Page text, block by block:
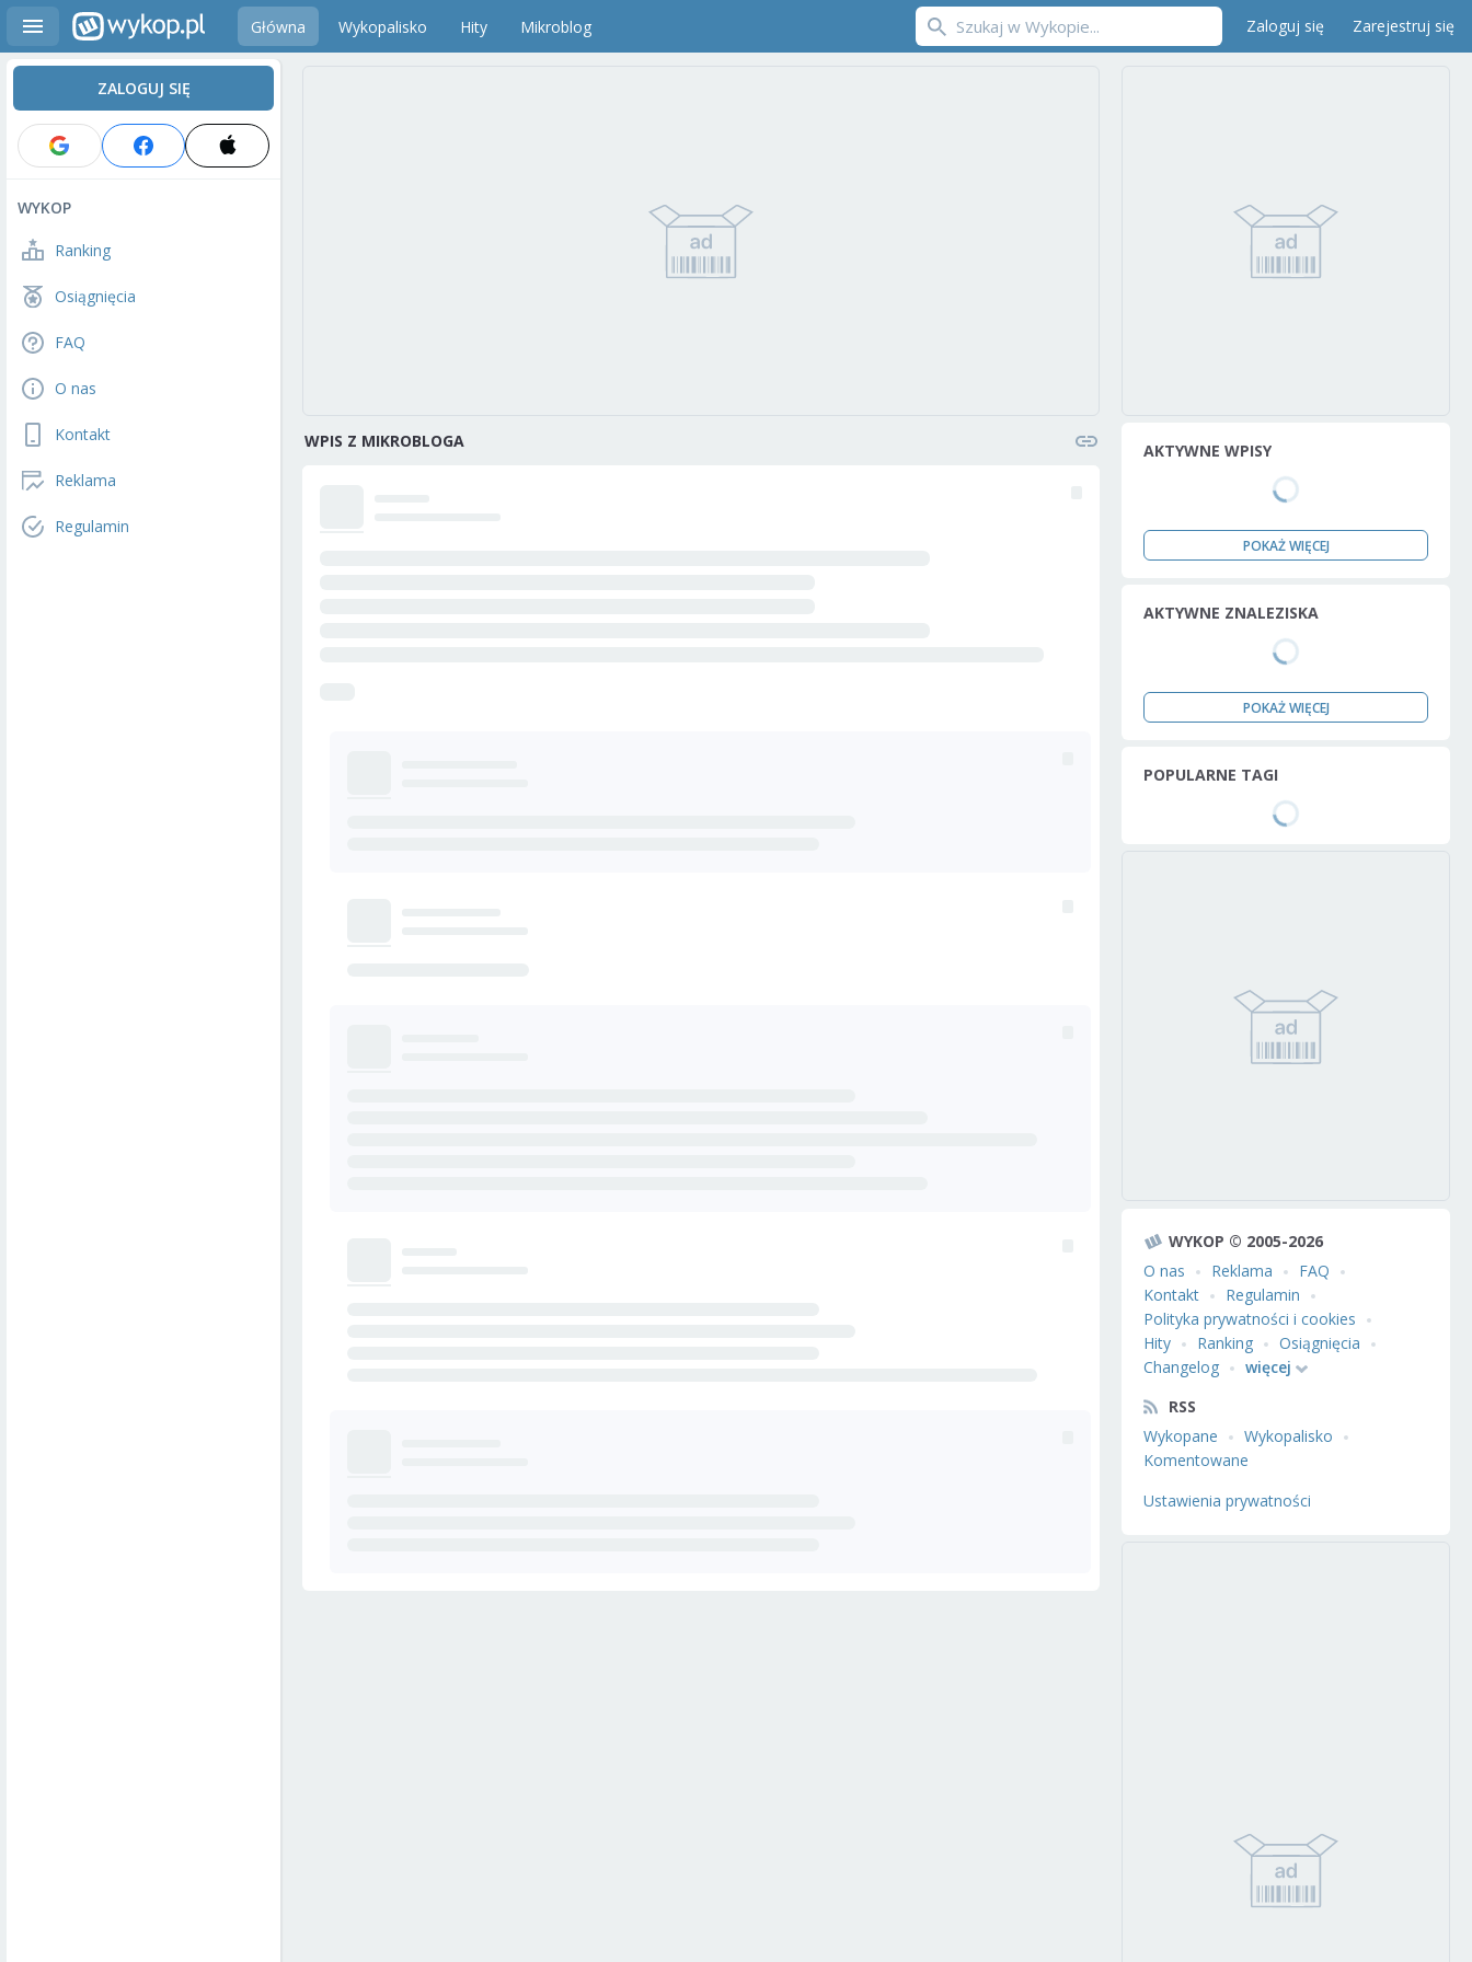
Główna Wykopalisko Hity Mikroblog Zaloguj się Zarejestruj się
ZALOGUJ SIĘ
WYKOP
Ranking
Osiągnięcia
FAQ
O nas
Kontakt
Reklama
Regulamin
WPIS Z MIKROBLOGA AKTYWNE WPISY
POKAŻ WIĘCEJ
AKTYWNE ZNALEZISKA
POKAŻ WIĘCEJ
POPULARNE TAGI
WYKOP © 2005-2026
O nas
Reklama
FAQ
Kontakt
Regulamin
Polityka prywatności i cookies
Hity
Ranking
Osiągnięcia
Changelog
więcej
RSS
Wykopane
Wykopalisko
Komentowane
Ustawienia prywatności